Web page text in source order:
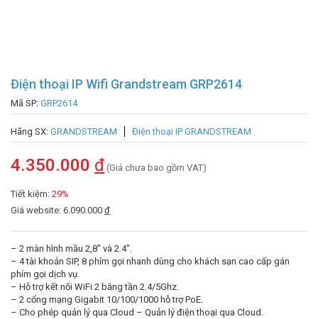
Điện thoại IP Wifi Grandstream GRP2614
Mã SP: GRP2614
Hãng SX: GRANDSTREAM Điện thoại IP GRANDSTREAM
4.350.000 đ (Giá chưa bao gồm VAT)
Tiết kiệm: 29%
Giá website: 6.090.000 đ
– 2 màn hình mầu 2,8″ và 2.4″.
– 4 tài khoản SIP, 8 phím gọi nhanh dùng cho khách sạn cao cấp gán
phím gọi dịch vụ.
– Hỗ trợ kết nối WiFi 2 băng tần 2.4/5Ghz.
– 2 cổng mạng Gigabit 10/100/1000 hỗ trợ PoE.
– Cho phép quản lý qua Cloud – Quản lý điện thoại qua Cloud.